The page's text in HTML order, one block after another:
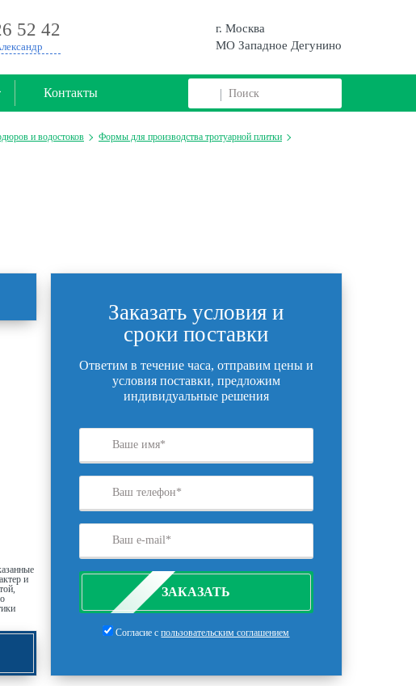
52 42
г. Москва
МО Западное Дегунино
Контакты
и водостоков Формы для производства тротуарной плитки
и
Заказать условия и
сроки поставки
Ответим в течение часа, отправим цены и
условия поставки, предложим
индивидуальные решения
ЗАКАЗАТЬ
Согласие спользовательским соглашением